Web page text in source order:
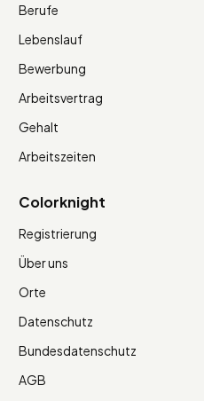
Berufe
Lebenslauf
Bewerbung
Arbeitsvertrag
Gehalt
Arbeitszeiten
Colorknight
Registrierung
Über uns
Orte
Datenschutz
Bundesdatenschutz
AGB